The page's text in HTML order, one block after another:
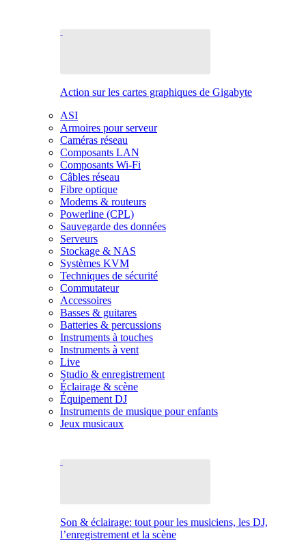
Action sur les cartes graphiques de Gigabyte
ASI
Armoires pour serveur
Caméras réseau
Composants LAN
Composants Wi-Fi
Câbles réseau
Fibre optique
Modems & routeurs
Powerline (CPL)
Sauvegarde des données
Serveurs
Stockage & NAS
Systèmes KVM
Techniques de sécurité
Commutateur
Accessoires
Basses & guitares
Batteries & percussions
Instruments à touches
Instruments à vent
Live
Studio & enregistrement
Éclairage & scène
Équipement DJ
Instruments de musique pour enfants
Jeux musicaux
Son & éclairage: tout pour les musiciens, les DJ,
l’enregistrement et la scène